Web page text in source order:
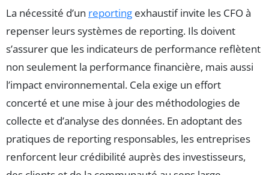
La nécessité d’un reporting exhaustif invite les CFO à
repenser leurs systèmes de reporting. Ils doivent
s’assurer que les indicateurs de performance reflètent
non seulement la performance financière, mais aussi
l’impact environnemental. Cela exige un effort
concerté et une mise à jour des méthodologies de
collecte et d’analyse des données. En adoptant des
pratiques de reporting responsables, les entreprises
renforcent leur crédibilité auprès des investisseurs,